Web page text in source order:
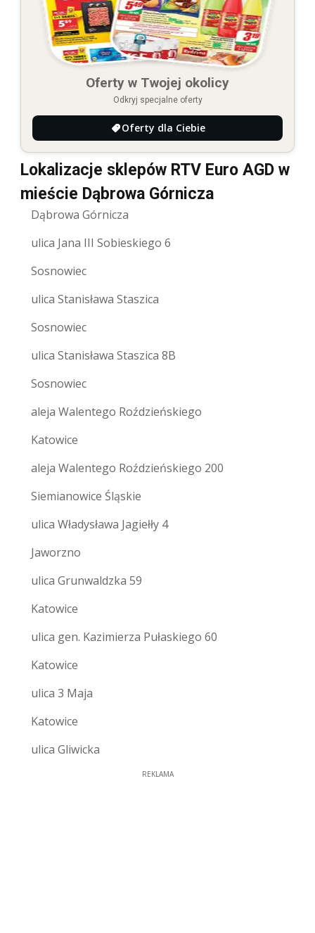
Oferty w Twojej okolicy
Odkryj specjalne oferty
Oferty dla Ciebie
Lokalizacje sklepów RTV Euro AGD w
mieście Dąbrowa Górnicza
Dąbrowa Górnicza
ulica Jana III Sobieskiego 6
Sosnowiec
ulica Stanisława Staszica
Sosnowiec
ulica Stanisława Staszica 8B
Sosnowiec
aleja Walentego Roździeńskiego
Katowice
aleja Walentego Roździeńskiego 200
Siemianowice Śląskie
ulica Władysława Jagiełły 4
Jaworzno
ulica Grunwaldzka 59
Katowice
ulica gen. Kazimierza Pułaskiego 60
Katowice
ulica 3 Maja
Katowice
ulica Gliwicka
REKLAMA